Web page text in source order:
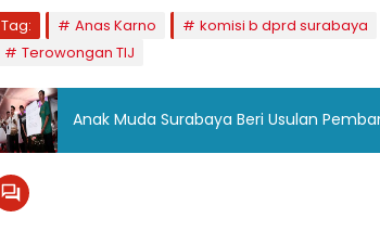
Tag: Anas Karno komisi b dprd surabaya
Terowongan TIJ
Anak Muda Surabaya Beri Usulan